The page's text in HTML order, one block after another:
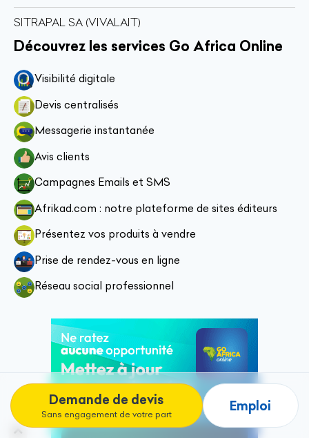
Demande de devis
Sans engagement de votre part
Emploi
SITRAPAL SA (VIVALAIT)
Découvrez les services Go Africa Online
Visibilité digitale
Devis centralisés
Messagerie instantanée
Avis clients
Campagnes Emails et SMS
Afrikad.com : notre plateforme de sites éditeurs
Présentez vos produits à vendre
Prise de rendez-vous en ligne
Réseau social professionnel